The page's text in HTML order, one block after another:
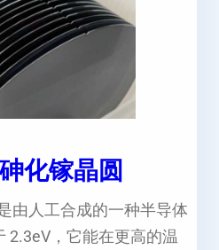
化镓晶圆
由人工合成的一种半导体
2.3eV，它能在更高的温